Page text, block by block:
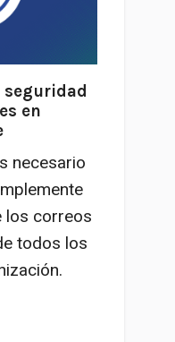
seguridad
en
necesario
los correos
todos los